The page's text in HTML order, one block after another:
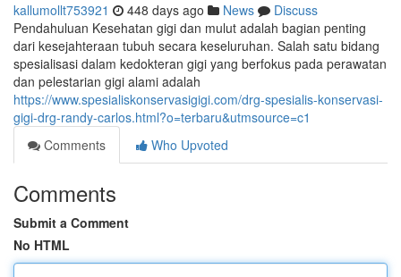
kallumollt753921 448 days ago News
Discuss
Pendahuluan Kesehatan gigi dan mulut adalah bagian penting
dari kesejahteraan tubuh secara keseluruhan. Salah satu bidang
spesialisasi dalam kedokteran gigi yang berfokus pada perawatan
dan pelestarian gigi alami adalah
https://www.spesialiskonservasigigi.com/drg-spesialis-konservasi-
gigi-drg-randy-carlos.html?o=terbaru&utmsource=c1
Comments
Who Upvoted
Comments
Submit a Comment
No HTML